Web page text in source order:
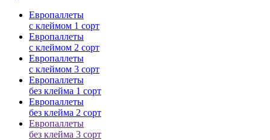
Европаллеты
с клеймом 1 сорт
Европаллеты
с клеймом 2 сорт
Европаллеты
с клеймом 3 сорт
Европаллеты
без клейма 1 сорт
Европаллеты
без клейма 2 сорт
Европаллеты
без клейма 3 сорт